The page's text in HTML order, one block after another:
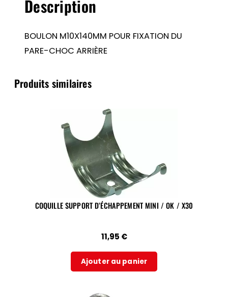
CHOC
ARRIÈRE
Description
BOULON M10X140MM POUR FIXATION DU
PARE-CHOC ARRIÈRE
Produits similaires
COQUILLE SUPPORT D’ÉCHAPPEMENT MINI / OK / X30
11,95 €
Ajouter au panier